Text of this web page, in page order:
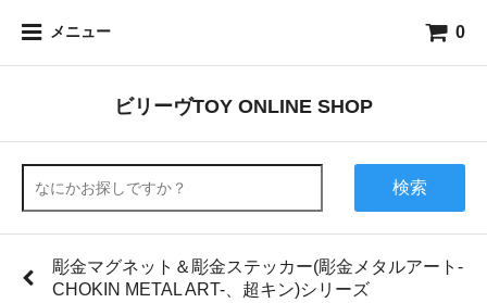
メニュー 0
ビリーヴTOY ONLINE SHOP
検索
彫金マグネット＆彫金ステッカー(彫金メタルアート-
CHOKIN METAL ART-、超キン)シリーズ